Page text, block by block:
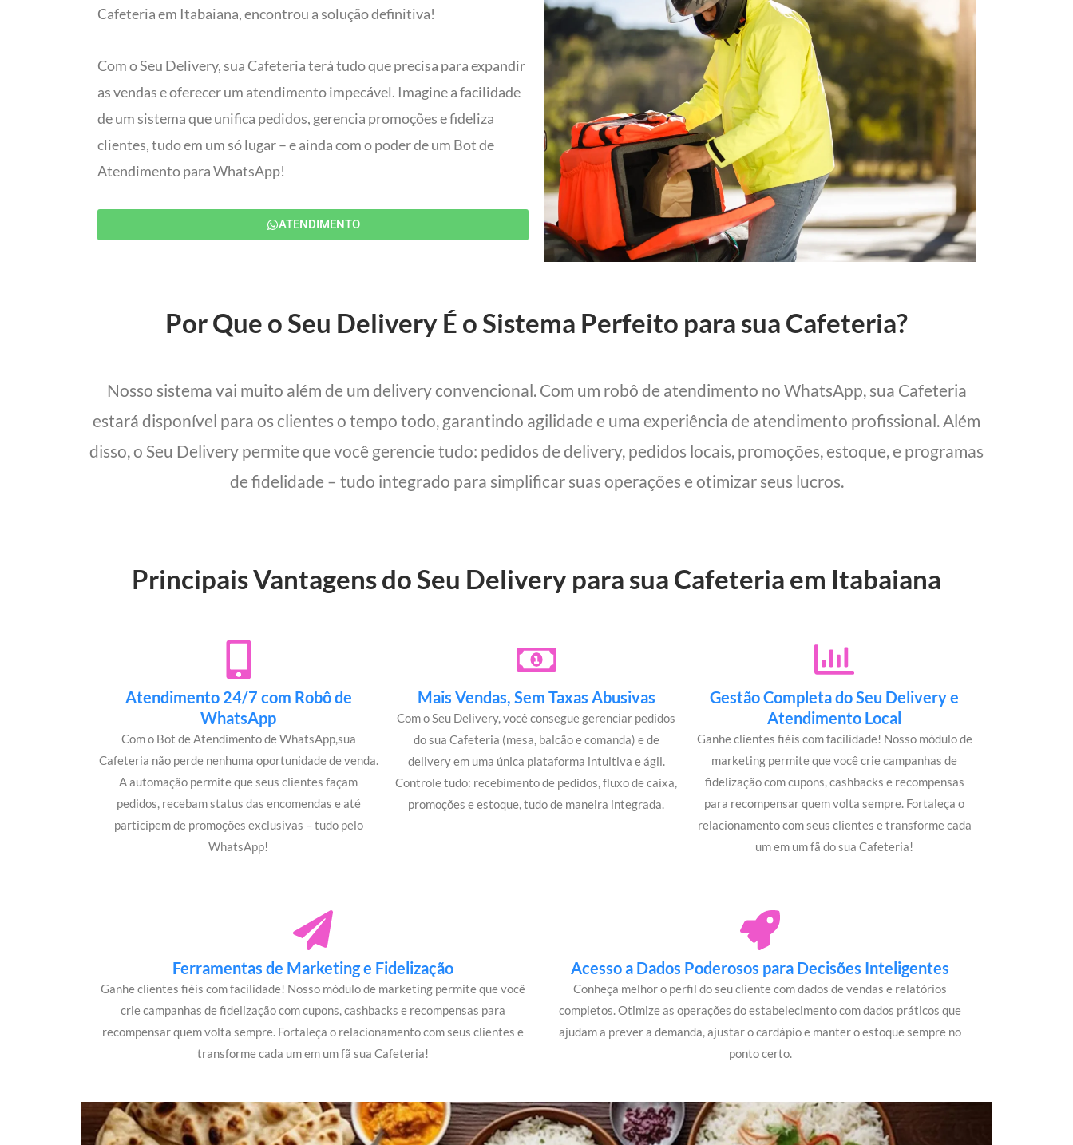
Cafeteria em Itabaiana, encontrou a solução definitiva!
Com o Seu Delivery, sua Cafeteria terá tudo que precisa para expandir
as vendas e oferecer um atendimento impecável. Imagine a facilidade
de um sistema que unifica pedidos, gerencia promoções e fideliza
clientes, tudo em um só lugar – e ainda com o poder de um Bot de
Atendimento para WhatsApp!
ATENDIMENTO
Por Que o Seu Delivery É o Sistema Perfeito para sua Cafeteria?
Nosso sistema vai muito além de um delivery convencional. Com um robô de atendimento no WhatsApp, sua Cafeteria
estará disponível para os clientes o tempo todo, garantindo agilidade e uma experiência de atendimento profissional. Além
disso, o Seu Delivery permite que você gerencie tudo: pedidos de delivery, pedidos locais, promoções, estoque, e programas
de fidelidade – tudo integrado para simplificar suas operações e otimizar seus lucros.
Principais Vantagens do Seu Delivery para sua Cafeteria em Itabaiana
Atendimento 24/7 com Robô de
WhatsApp
Com o Bot de Atendimento de WhatsApp,sua
Cafeteria não perde nenhuma oportunidade de venda.
A automação permite que seus clientes façam
pedidos, recebam status das encomendas e até
participem de promoções exclusivas – tudo pelo
WhatsApp!
Mais Vendas, Sem Taxas Abusivas
Com o Seu Delivery, você consegue gerenciar pedidos
do sua Cafeteria (mesa, balcão e comanda) e de
delivery em uma única plataforma intuitiva e ágil.
Controle tudo: recebimento de pedidos, fluxo de caixa,
promoções e estoque, tudo de maneira integrada.
Gestão Completa do Seu Delivery e
Atendimento Local
Ganhe clientes fiéis com facilidade! Nosso módulo de
marketing permite que você crie campanhas de
fidelização com cupons, cashbacks e recompensas
para recompensar quem volta sempre. Fortaleça o
relacionamento com seus clientes e transforme cada
um em um fã do sua Cafeteria!
Ferramentas de Marketing e Fidelização
Ganhe clientes fiéis com facilidade! Nosso módulo de marketing permite que você
crie campanhas de fidelização com cupons, cashbacks e recompensas para
recompensar quem volta sempre. Fortaleça o relacionamento com seus clientes e
transforme cada um em um fã sua Cafeteria!
Acesso a Dados Poderosos para Decisões Inteligentes
Conheça melhor o perfil do seu cliente com dados de vendas e relatórios
completos. Otimize as operações do estabelecimento com dados práticos que
ajudam a prever a demanda, ajustar o cardápio e manter o estoque sempre no
ponto certo.